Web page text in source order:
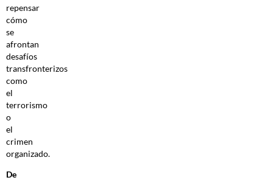
repensar
cómo
se
afrontan
desafíos
transfronterizos
como
el
terrorismo
o
el
crimen
organizado.
De